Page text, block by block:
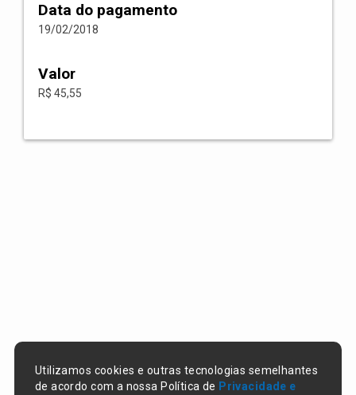
Data do pagamento
19/02/2018
Valor
R$ 45,55
Utilizamos cookies e outras tecnologias semelhantes
de acordo com a nossa Política de Privacidade e